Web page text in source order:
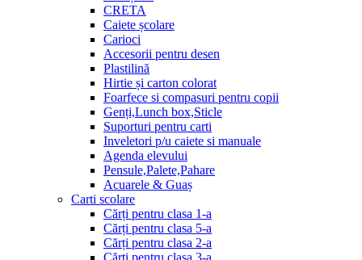
CRETA
Caiete școlare
Carioci
Accesorii pentru desen
Plastilină
Hirtie și carton colorat
Foarfece si compasuri pentru copii
Genți,Lunch box,Sticle
Suporturi pentru carti
Inveletori p/u caiete si manuale
Agenda elevului
Pensule,Palete,Pahare
Acuarele & Guaș
Carti scolare
Cărți pentru clasa 1-a
Cărți pentru clasa 5-a
Cărți pentru clasa 2-a